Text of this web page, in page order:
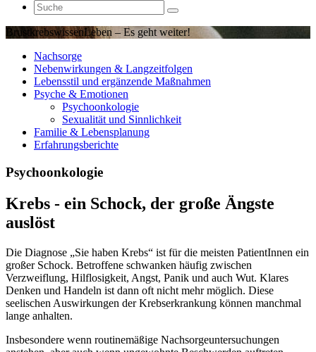
BrustkrebswissenLeben – Es geht weiter!
Nachsorge
Nebenwirkungen & Langzeitfolgen
Lebensstil und ergänzende Maßnahmen
Psyche & Emotionen
Psychoonkologie
Sexualität und Sinnlichkeit
Familie & Lebensplanung
Erfahrungsberichte
Psychoonkologie
Krebs - ein Schock, der große Ängste
auslöst
Die Diagnose „Sie haben Krebs“ ist für die meisten PatientInnen ein
großer Schock. Betroffene schwanken häufig zwischen
Verzweiflung, Hilflosigkeit, Angst, Panik und auch Wut. Klares
Denken und Handeln ist dann oft nicht mehr möglich. Diese
seelischen Auswirkungen der Krebserkrankung können manchmal
lange anhalten.
Insbesondere wenn routinemäßige Nachsorgeuntersuchungen